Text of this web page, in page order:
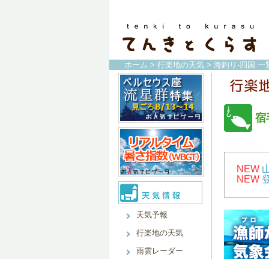
ホーム > 行楽地の天気 > 海釣り-四国 一
天気予報
行楽地の天気
雨雲レーダー
宿
NEW
NEW